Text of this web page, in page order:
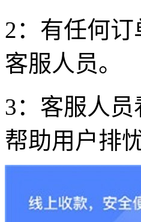
2：有任何
客服人员。
3：客服人
帮助用户排